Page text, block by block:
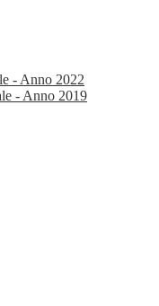
- Anno 2022
- Anno 2019